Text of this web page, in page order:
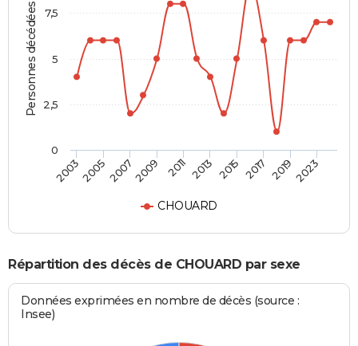
Personnes décédées
CHOUARD
2003200520072009 2011 2013 2015 2017 20192023
0
2,5
5
7,5
Répartition des décès de CHOUARD par sexe
Données exprimées en nombre de décès (source :
Insee)